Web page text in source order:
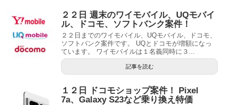
２２日 週末のワイモバイル、UQモバイ
ル、ドコモ、ソフトバンク案件！
２２日までのワイモバイル、UQモバイル、ドコモ、
ソフトバンク案件です。 UQとドコモが増額になっ
ています。 ワイモバイルは１名義同時に３...
記事を読む
１２日 ドコモショップ案件！ Pixel
7a、Galaxy S23など乗り換え特価